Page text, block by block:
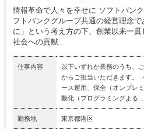
情報革命で人々を幸せに ソフトバン
フトバンクグループ共通の経営理念
に」という考え方の下、創業以来一
社会への貢献...
仕事内容
以下いずれか業務のうち、
からご担当いただきます。
ース運用、保全（オンプレ
動化（プログラミングよる...
勤務地 東京都港区